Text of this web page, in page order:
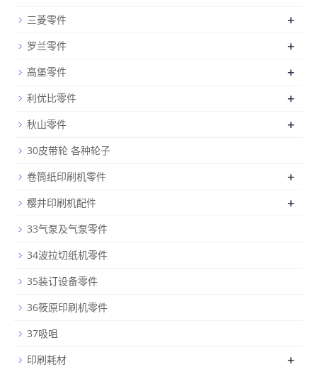
三菱零件 +
罗兰零件 +
高堡零件 +
利优比零件 +
秋山零件 +
30皮带轮 各种轮子
卷筒纸印刷机零件
+
樱井印刷机配件 +
33气泵及气泵零件
34波拉切纸机零件
35装订设备零件
36筱原印刷机零件
37吸咀
印刷耗材
+